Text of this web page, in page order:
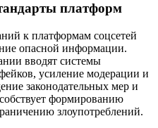
платформ
к платформам соцсетей
опасной информации.
вводят системы
усиление модерации и
законодательных мер и
формированию
злоупотреблений.